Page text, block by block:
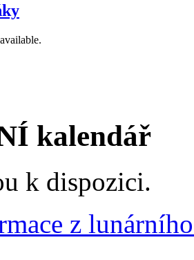
kalendář
k dispozici.
z